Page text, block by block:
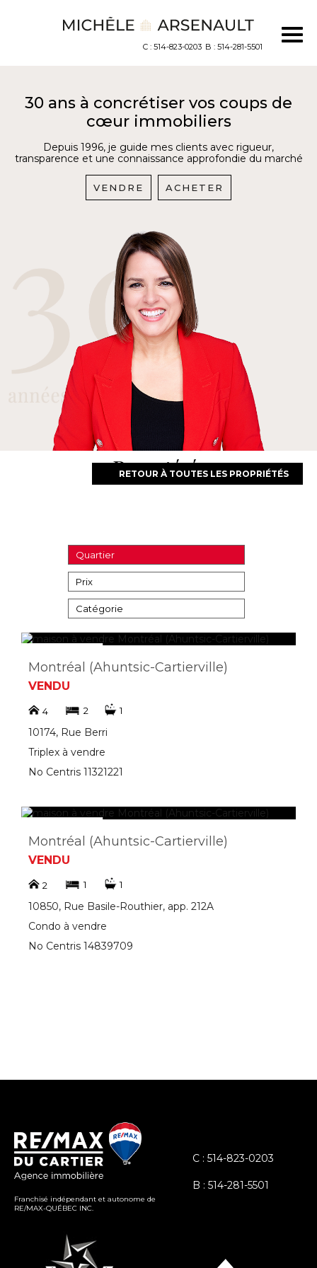
C : 514-823-0203 B : 514-281-5501
30 ans à concrétiser vos coups de
cœur immobiliers
Depuis 1996, je guide mes clients avec rigueur,
transparence et une connaissance approfondie du marché
VENDRE ACHETER
Propriétés
RETOUR À TOUTES LES PROPRIÉTÉS
Quartier
Prix
Catégorie
Montréal (Ahuntsic-Cartierville)
VENDU
4 2 1
10174, Rue Berri
Triplex à vendre
No Centris 11321221
Montréal (Ahuntsic-Cartierville)
VENDU
2 1 1
10850, Rue Basile-Routhier, app. 212A
Condo à vendre
No Centris 14839709
Franchisé indépendant et autonome de
RE/MAX-QUÉBEC INC.
C : 514-823-0203
B : 514-281-5501